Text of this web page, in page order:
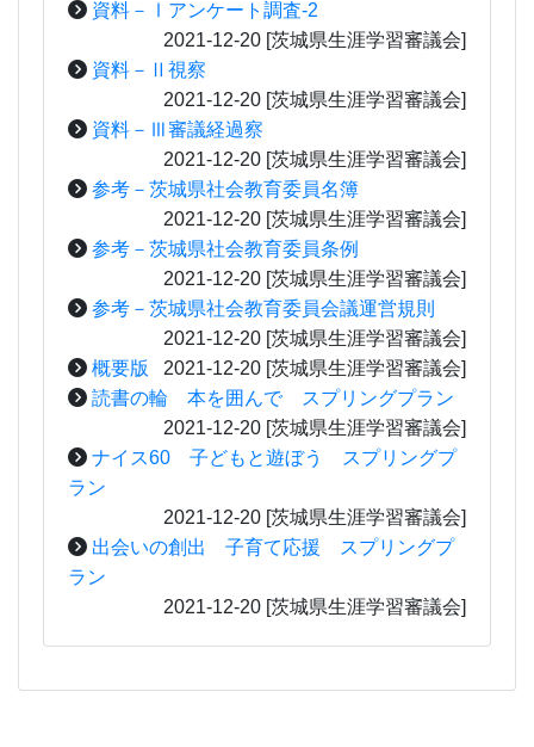
資料－Ⅰアンケート調査-2
2021-12-20 [茨城県生涯学習審議会]
資料－Ⅱ視察
2021-12-20 [茨城県生涯学習審議会]
資料－Ⅲ審議経過察
2021-12-20 [茨城県生涯学習審議会]
参考－茨城県社会教育委員名簿
2021-12-20 [茨城県生涯学習審議会]
参考－茨城県社会教育委員条例
2021-12-20 [茨城県生涯学習審議会]
参考－茨城県社会教育委員会議運営規則
2021-12-20 [茨城県生涯学習審議会]
概要版
2021-12-20 [茨城県生涯学習審議会]
読書の輪 本を囲んで スプリングプラン
2021-12-20 [茨城県生涯学習審議会]
ナイス60 子どもと遊ぼう スプリングプ
ラン
2021-12-20 [茨城県生涯学習審議会]
出会いの創出 子育て応援 スプリングプ
ラン
2021-12-20 [茨城県生涯学習審議会]